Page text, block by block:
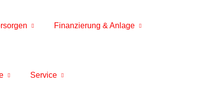
Finanzierung & Anlage
Service